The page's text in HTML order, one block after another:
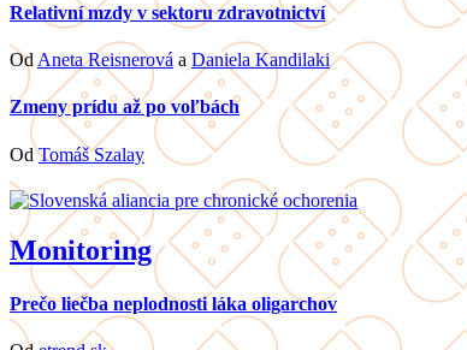
Relativní mzdy v sektoru zdravotnictví
Od Aneta Reisnerová a Daniela Kandilaki
Zmeny prídu až po voľbách
OdTomáš Szalay
Monitoring
Prečo liečba neplodnosti láka oligarchov